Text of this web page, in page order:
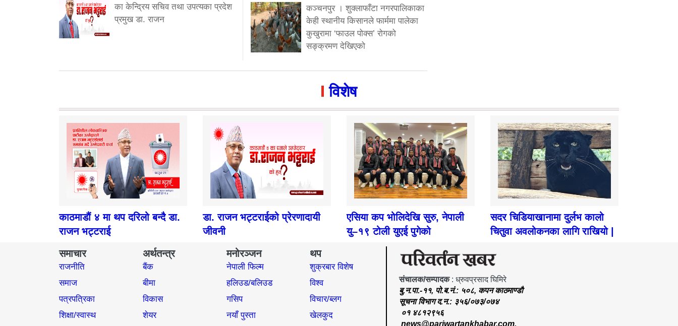
का केन्द्रिय सचिव तथा उपत्यका प्रदेश
प्रमुख डा. राजन
कञ्चनपुर । शुक्लाफाँटा नगरपालिकाका
केही स्थानीय किसानले फार्ममा पालेका
कुखुरामा ‘फाउल पोक्स’ रोगको
सङ्क्रमण देखिएको
विशेष
काठमाडौं ४ मा थप दरिलो बन्दै डा.
राजन भट्टराई
डा. राजन भट्टराईको प्रेरणादायी
जीवनी
एसिया कप भोलिदेखि सुरु, नेपाली
यु–१९ टोली युएई पुगेको
सदर चिडियाखानामा दुर्लभ कालो
चितुवा अवलोकनका लागि राखियो |
समाचार
राजनीति
समाज​
पत्रपत्रिका
शिक्षा/स्वास्थ
अर्थतन्त्र
बैंक
बीमा
विकास
शेयर
मनोरञ्जन
नेपाली फिल्म
हलिउड/बलिउड
गसिप
नयाँ पुस्ता
थप
शुक्रबार विशेष
विश्व
विचार/ब्लग
खेलकुद
संचालक/सम्पादक: ध्रुवप्रसाद घिमिरे
बु.न.पा.-११, पो.ब.नं.: ५०८, कपन काठमाण्डौ
सूचना विभाग द.न.: ३५६/०७३/०७४
०१ ४८१२९५६
news@pariwartankhabar.com,